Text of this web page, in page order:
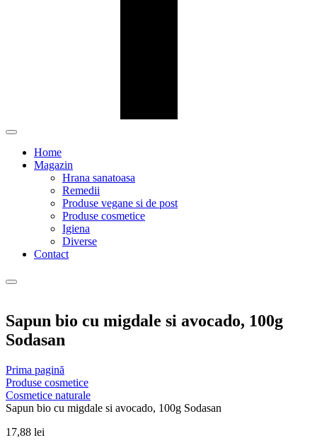
Home
Magazin
Hrana sanatoasa
Remedii
Produse vegane si de post
Produse cosmetice
Igiena
Diverse
Contact
Sapun bio cu migdale si avocado, 100g
Sodasan
Prima pagină
Produse cosmetice
Cosmetice naturale
Sapun bio cu migdale si avocado, 100g Sodasan
17,88 lei